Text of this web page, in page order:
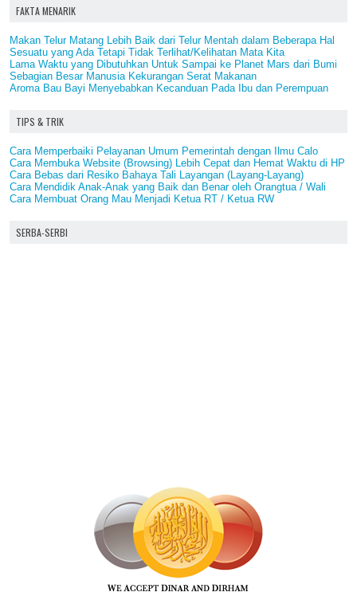
FAKTA MENARIK
Makan Telur Matang Lebih Baik dari Telur Mentah dalam Beberapa Hal
Sesuatu yang Ada Tetapi Tidak Terlihat/Kelihatan Mata Kita
Lama Waktu yang Dibutuhkan Untuk Sampai ke Planet Mars dari Bumi
Sebagian Besar Manusia Kekurangan Serat Makanan
Aroma Bau Bayi Menyebabkan Kecanduan Pada Ibu dan Perempuan
TIPS & TRIK
Cara Memperbaiki Pelayanan Umum Pemerintah dengan Ilmu Calo
Cara Membuka Website (Browsing) Lebih Cepat dan Hemat Waktu di HP
Cara Bebas dari Resiko Bahaya Tali Layangan (Layang-Layang)
Cara Mendidik Anak-Anak yang Baik dan Benar oleh Orangtua / Wali
Cara Membuat Orang Mau Menjadi Ketua RT / Ketua RW
SERBA-SERBI